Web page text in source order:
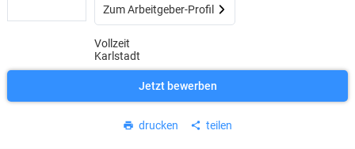
Zum Arbeitgeber-Profil
Vollzeit
Karlstadt
Jetzt bewerben
drucken teilen